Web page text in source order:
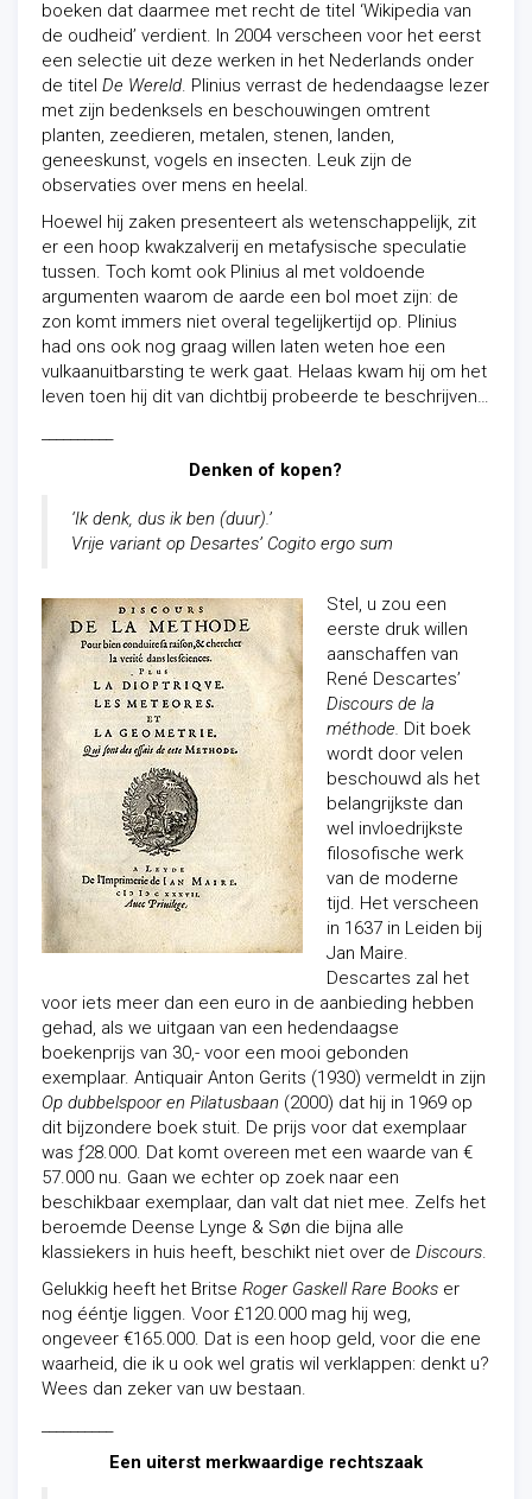
boeken dat daarmee met recht de titel ‘Wikipedia van
de oudheid’ verdient. In 2004 verscheen voor het eerst
een selectie uit deze werken in het Nederlands onder
de titel De Wereld. Plinius verrast de hedendaagse lezer
met zijn bedenksels en beschouwingen omtrent
planten, zeedieren, metalen, stenen, landen,
geneeskunst, vogels en insecten. Leuk zijn de
observaties over mens en heelal.
Hoewel hij zaken presenteert als wetenschappelijk, zit
er een hoop kwakzalverij en metafysische speculatie
tussen. Toch komt ook Plinius al met voldoende
argumenten waarom de aarde een bol moet zijn: de
zon komt immers niet overal tegelijkertijd op. Plinius
had ons ook nog graag willen laten weten hoe een
vulkaanuitbarsting te werk gaat. Helaas kwam hij om het
leven toen hij dit van dichtbij probeerde te beschrijven…
Denken of kopen?
‘Ik denk, dus ik ben (duur).’
Vrije variant op Desartes’ Cogito ergo sum
Stel, u zou een
eerste druk willen
aanschaffen van
René Descartes’
Discours de la
méthode. Dit boek
wordt door velen
beschouwd als het
belangrijkste dan
wel invloedrijkste
filosofische werk
van de moderne
tijd. Het verscheen
in 1637 in Leiden bij
Jan Maire.
Descartes zal het
voor iets meer dan een euro in de aanbieding hebben
gehad, als we uitgaan van een hedendaagse
boekenprijs van 30,- voor een mooi gebonden
exemplaar. Antiquair Anton Gerits (1930) vermeldt in zijn
Op dubbelspoor en Pilatusbaan (2000) dat hij in 1969 op
dit bijzondere boek stuit. De prijs voor dat exemplaar
was ƒ28.000. Dat komt overeen met een waarde van €
57.000 nu. Gaan we echter op zoek naar een
beschikbaar exemplaar, dan valt dat niet mee. Zelfs het
beroemde Deense Lynge & Søn die bijna alle
klassiekers in huis heeft, beschikt niet over de Discours.
Gelukkig heeft het Britse Roger Gaskell Rare Books er
nog ééntje liggen. Voor £120.000 mag hij weg,
ongeveer €165.000. Dat is een hoop geld, voor die ene
waarheid, die ik u ook wel gratis wil verklappen: denkt u?
Wees dan zeker van uw bestaan.
Een uiterst merkwaardige rechtszaak